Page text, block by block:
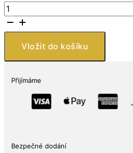
Celtic
Lore
–
mince
Limit
Vložit do košíku
Přijímáme
Bezpečné dodání